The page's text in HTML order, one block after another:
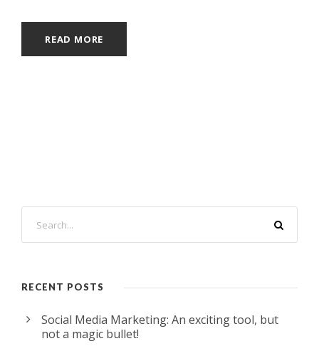
READ MORE
RECENT POSTS
Social Media Marketing: An exciting tool, but
not a magic bullet!